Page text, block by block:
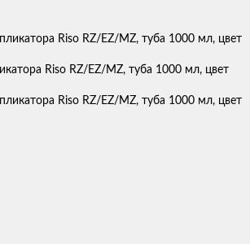
Riso RZ/EZ/MZ, туба 1000 мл, цвет